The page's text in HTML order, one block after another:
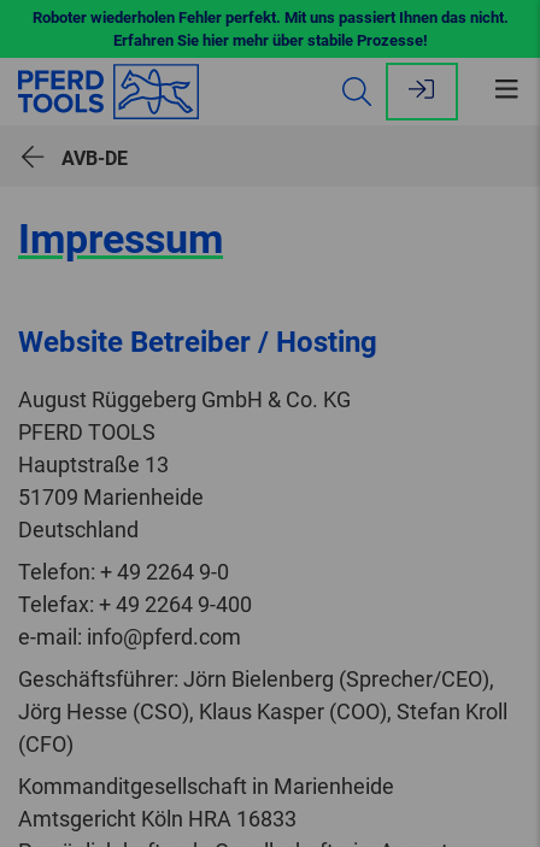
Roboter wiederholen Fehler perfekt. Mit uns passiert Ihnen das nicht.
Erfahren Sie hier mehr über stabile Prozesse!
AVB-DE
Impressum
Website Betreiber / Hosting
August Rüggeberg GmbH & Co. KG
PFERD TOOLS
Hauptstraße 13
51709 Marienheide
Deutschland
Telefon: + 49 2264 9-0
Telefax: + 49 2264 9-400
e-mail: info@pferd.com
Geschäftsführer: Jörn Bielenberg (Sprecher/CEO),
Jörg Hesse (CSO), Klaus Kasper (COO), Stefan Kroll
(CFO)
Kommanditgesellschaft in Marienheide
Amtsgericht Köln HRA 16833